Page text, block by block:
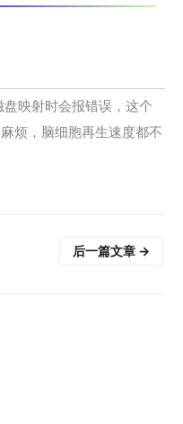
映射时会报错误，这个
烦，脑细胞再生速度都不
后一篇文章 →